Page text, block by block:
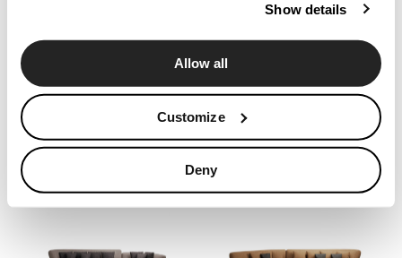
Show details
Allow all
Customize
Deny
2869 2870